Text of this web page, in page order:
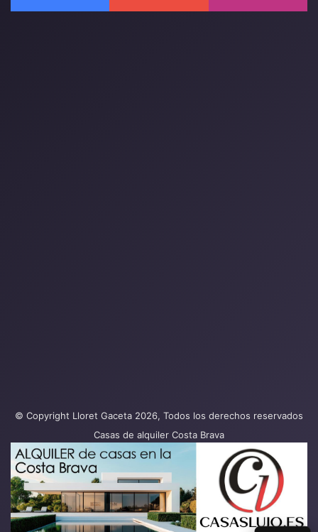
© Copyright Lloret Gaceta 2026, Todos los derechos reservados
Casas de alquiler Costa Brava